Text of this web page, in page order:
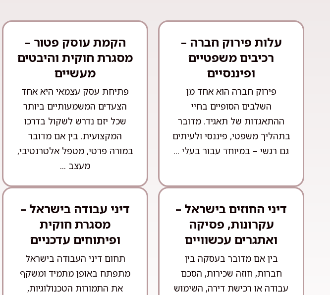
עלות פירוק חברה –
רכיבים משפטיים
ופיננסיים
פירוק חברה הוא אחד מן
השלבים הסופיים בחיי
ההתאגדות של תאגיד. מדובר
בתהליך משפטי, פיננסי ולעיתים
גם רגשי – במיוחד עבור בעלי ...
הקמת עוסק פטור –
מסגרת חוקית והיבטים
מעשיים
פתיחת עסק עצמאי היא אחד
הצעדים המשמעותיים ביותר
שכל יזם נדרש לשקול בדרכו
המקצועית. בין אם מדובר
במורה פרטי, מטפל אלטרנטיבי,
מעצב ...
דיני החוזים בישראל –
עקרונות, פסיקה
ואתגרים עכשוויים
בין אם מדובר בעסקה בין
חברות, חוזה שכירות, הסכם
עבודה או רכישת דירה, השימוש
דיני עבודה בישראל –
מסגרת חוקית
ופיתוחים עדכניים
תחום דיני העבודה בישראל
מתפתח באופן מתמיד ומשקף
את התמורות הטכנולוגיות,